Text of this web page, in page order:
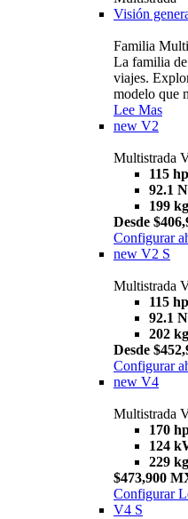
Visión
Familia
La familia
viajes.
modelo que
Lee Mas
new V2
Multistrada
115 hp
92.1
199 kg
Desde
Configurar
new V2 S
Multistrada
115 hp
92.1
202 kg
Desde
Configurar
new V4
Multistrada
170
124
229 kg
$473,900
Configurar
V4 S